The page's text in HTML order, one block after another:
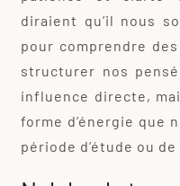
diraient qu’il nous
pour comprendre
structurer nos
influence directe,
forme d’énergie que
période d’étude ou